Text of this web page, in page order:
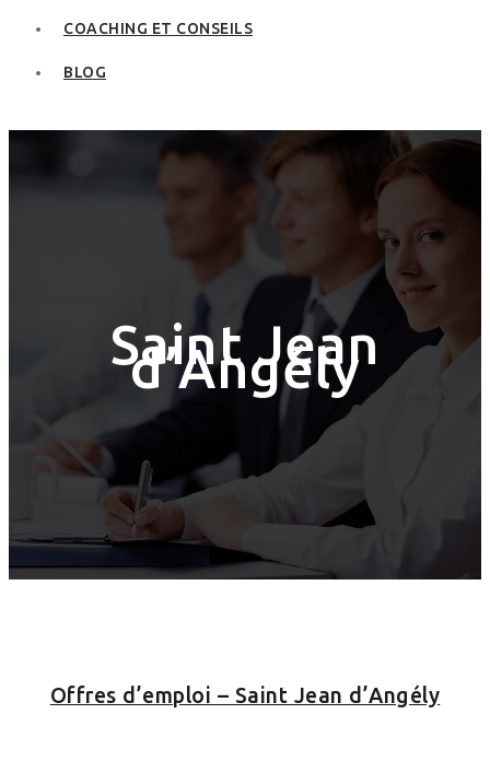
COACHING ET CONSEILS
BLOG
Saint Jean
d’Angély
Offres d’emploi – Saint Jean d’Angély